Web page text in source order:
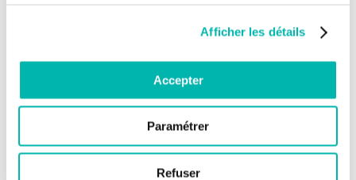
Afficher les détails
Accepter
Paramétrer
Refuser
la réponse à la chimiothérapie du cancer de la prostate
l’étude de la reprogrammation épigénétique et
l’identification des masters régulateurs du récepteur des
résistances aux nouvelles thérapies anti-hormonales dans
le cancer de la prostate(Groupe Yohann Loriot).